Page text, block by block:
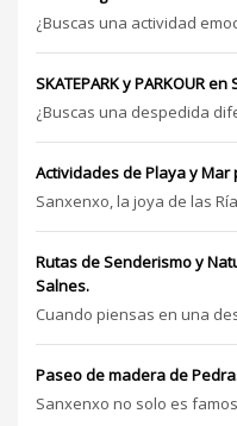
¿Buscas una actividad
SKATEPARK y PARKOUR
¿Buscas una despedida
Actividades de Playa y
Sanxenxo, la joya de las
Rutas de Senderismo y
Salnes.
Cuando piensas en una
Paseo de madera de
Sanxenxo no solo es